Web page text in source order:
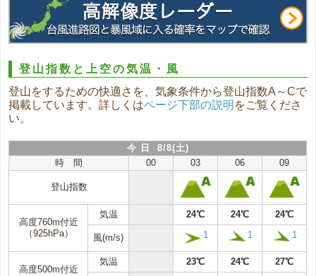
登山指数と上空の気温・風
登山をするための快適さを、気象条件から登山指数A～Cで
掲載しています。詳しくはページ下部の説明 をご覧くださ
い。
今 日 8/8(土)
時 間
00 03 06 09
登山指数
高度760m付近
（925hPa）
気温 24℃ 24℃ 24℃
風(m/s) 1 1 1
高度500m付近
気温 23℃ 24℃ 27℃